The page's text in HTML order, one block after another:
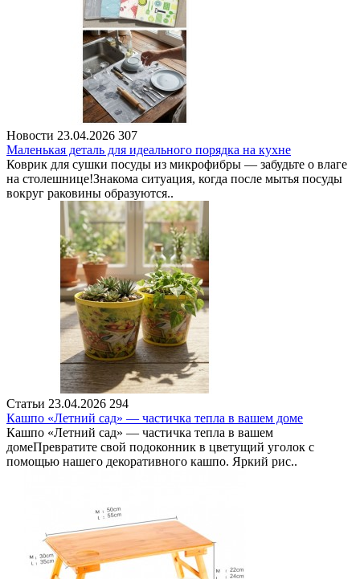
Новости 23.04.2026 307
Маленькая деталь для идеального порядка на кухне
Коврик для сушки посуды из микрофибры — забудьте о влаге
на столешнице!Знакома ситуация, когда после мытья посуды
вокруг раковины образуются..
Статьи 23.04.2026 294
Кашпо «Летний сад» — частичка тепла в вашем доме
Кашпо «Летний сад» — частичка тепла в вашем
домеПревратите свой подоконник в цветущий уголок с
помощью нашего декоративного кашпо. Яркий рис..